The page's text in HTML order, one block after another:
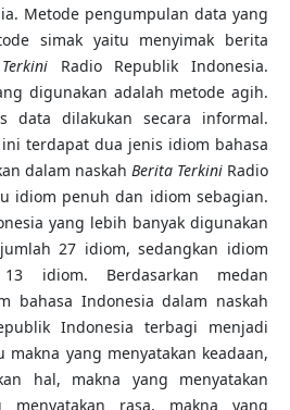
Metode pengumpulan data yang
simak yaitu menyimak berita
Radio Republik Indonesia.
digunakan adalah metode agih.
data dilakukan secara informal.
terdapat dua jenis idiom bahasa
dalam naskahBerita Terkini Radio
idiom penuh dan idiom sebagian.
yang lebih banyak digunakan
27 idiom, sedangkan idiom
idiom. Berdasarkan medan
bahasa Indonesia dalam naskah
Indonesia terbagi menjadi
makna yang menyatakan keadaan,
hal, makna yang menyatakan
menyatakan rasa, makna yang